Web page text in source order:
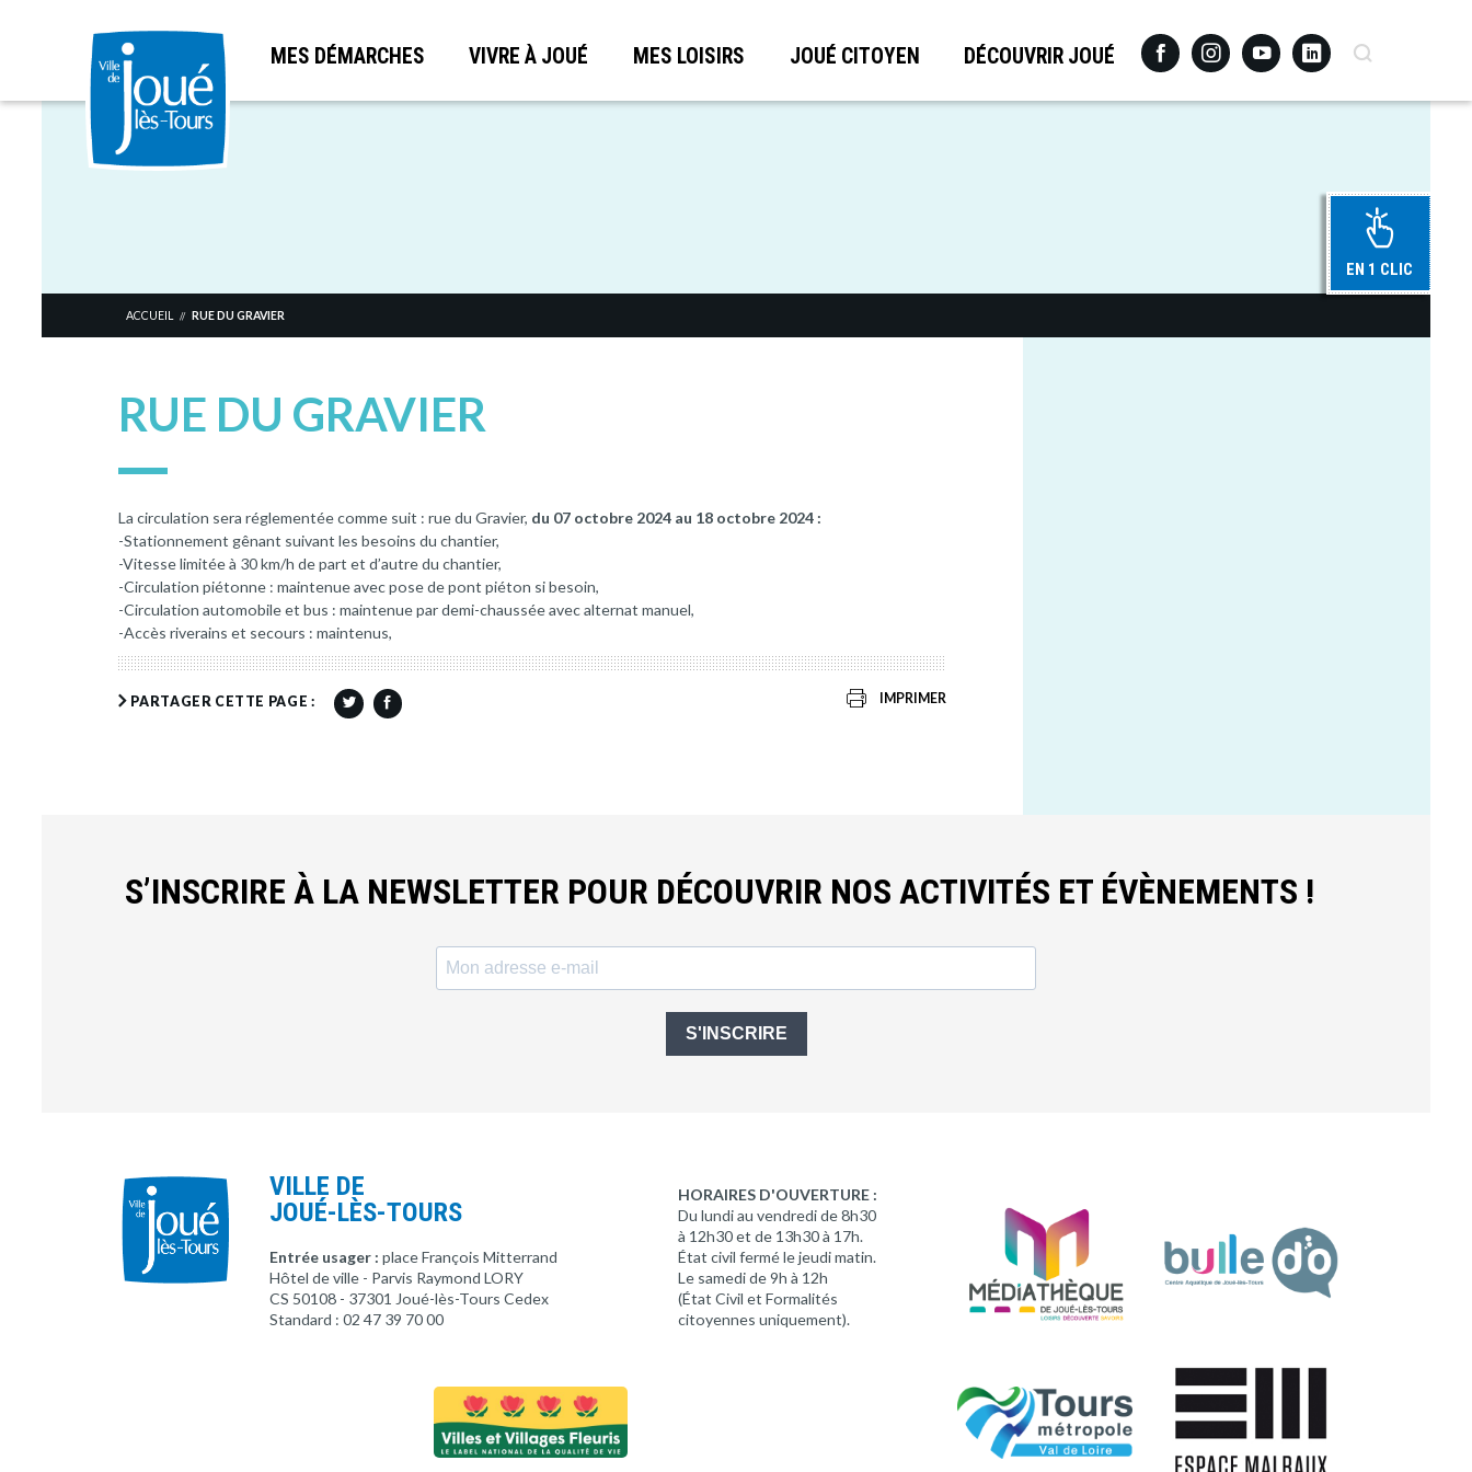
Aller
MES DÉMARCHES VIVRE À JOUÉ MES LOISIRS JOUÉ CITOYEN DÉCOUVRIR JOUÉ FacebookInstagramYoutubeLinkedinRecherche
EN 1 CLIC
ACCUEIL // RUE DU GRAVIER
RUE DU GRAVIER
La circulation sera réglementée comme suit : rue du Gravier, du 07 octobre 2024 au 18 octobre 2024 :
-Stationnement gênant suivant les besoins du chantier,
-Vitesse limitée à 30 km/h de part et d’autre du chantier,
-Circulation piétonne : maintenue avec pose de pont piéton si besoin,
-Circulation automobile et bus : maintenue par demi-chaussée avec alternat manuel,
-Accès riverains et secours : maintenus,
PARTAGER CETTE PAGE : IMPRIMER
S’INSCRIRE À LA NEWSLETTER POUR DÉCOUVRIR NOS ACTIVITÉS ET ÉVÈNEMENTS !
S'INSCRIRE
VILLE DE
JOUÉ-LÈS-TOURS
Entrée usager : place François Mitterrand
Hôtel de ville - Parvis Raymond LORY
CS 50108 - 37301 Joué-lès-Tours Cedex
Standard : 02 47 39 70 00
HORAIRES D'OUVERTURE :
Du lundi au vendredi de 8h30
à 12h30 et de 13h30 à 17h.
État civil fermé le jeudi matin.
Le samedi de 9h à 12h
(État Civil et Formalités
citoyennes uniquement).